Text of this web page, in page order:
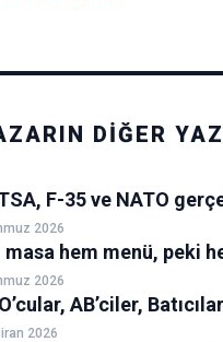
DİĞER
F-35 ve NATO
2026
masa hem menü, peki
2026
AB’ciler,
2026